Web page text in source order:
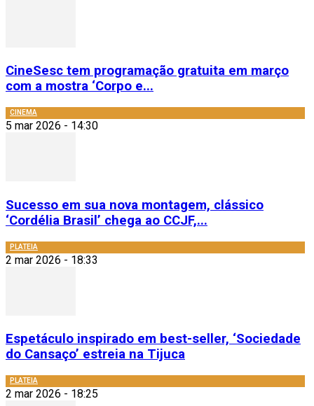
CineSesc tem programação gratuita em março
com a mostra ‘Corpo e...
CINEMA
5 mar 2026 - 14:30
Sucesso em sua nova montagem, clássico
‘Cordélia Brasil’ chega ao CCJF,...
PLATEIA
2 mar 2026 - 18:33
Espetáculo inspirado em best-seller, ‘Sociedade
do Cansaço’ estreia na Tijuca
PLATEIA
2 mar 2026 - 18:25